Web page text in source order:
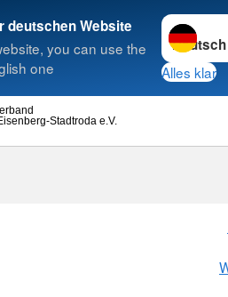
deutschen Website
you can use the
one
Sprache
Alles klar
Stadtroda e.V.
Suche